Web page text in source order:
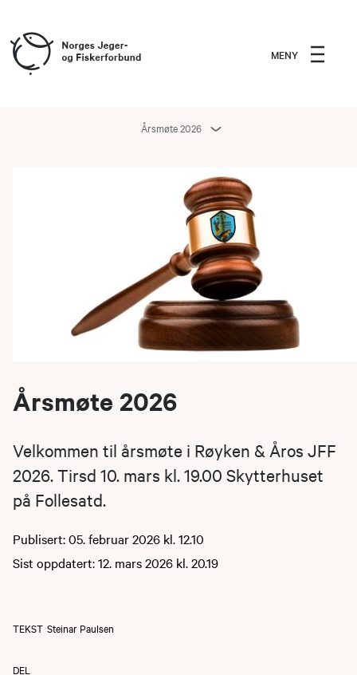
MENY
Årsmøte 2026
Årsmøte 2026
Velkommen til årsmøte i Røyken & Åros JFF
2026. Tirsd 10. mars kl. 19.00 Skytterhuset
på Follesatd.
Publisert: 05. februar 2026 kl. 12.10
Sist oppdatert: 12. mars 2026 kl. 20.19
TEKST Steinar Paulsen
DEL